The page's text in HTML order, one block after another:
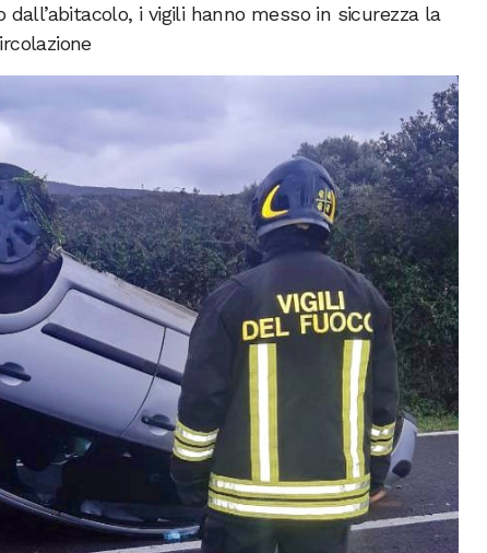
i vigili hanno messo in sicurezza la